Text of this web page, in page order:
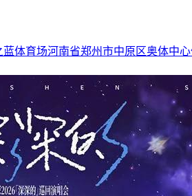
蓝体育场河南省郑州市中原区奥体中